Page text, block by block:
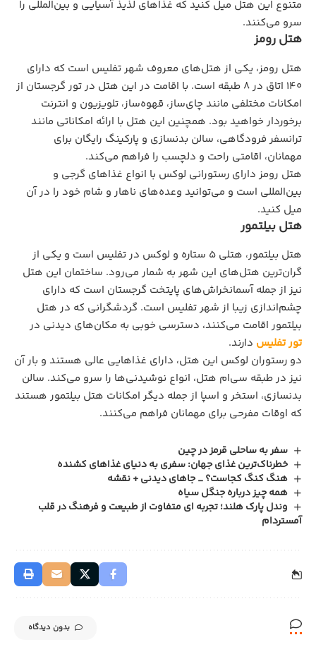
متنوع این هتل میل کنید که غذاهای لذیذ آسیایی و بین‌المللی را
سرو می‌کنند.
هتل رومز
هتل رومز، یکی از هتل‌های معروف شهر تفلیس است که دارای
140 اتاق در 8 طبقه است. با اقامت در این هتل در تور گرجستان از
امکانات مختلفی مانند چای‌ساز، قهوه‌ساز، تلویزیون و انترنت
برخوردار خواهید بود. همچنین این هتل با ارائه امکاناتی مانند
ترانسفر فرودگاهی، سالن بدنسازی و پارکینگ رایگان برای
مهمانان، اقامتی راحت و دلچسب را فراهم می‌کند.
هتل رومز دارای رستورانی لوکس با انواع غذاهای گرجی و
بین‌المللی است و می‌توانید وعده‌های ناهار و شام خود را در آن
میل کنید.
هتل بیلتمور
هتل بیلتمور، هتلی 5 ستاره و لوکس در تفلیس است و یکی از
گران‌ترین هتل‌های این شهر به شمار می‌رود. ساختمان این هتل
نیز از جمله آسمانخراش‌های پایتخت گرجستان است که دارای
چشم‌اندازی زیبا از شهر تفلیس است. گردشگرانی که در هتل
بیلتمور اقامت می‌کنند، دسترسی خوبی به مکان‌های دیدنی در
تور تفلیس دارند.
دو رستوران لوکس این هتل، دارای غذاهایی عالی هستند و بار آن
نیز در طبقه سی‌ام هتل، انواع نوشیدنی‌ها را سرو می‌کند. سالن
بدنسازی، استخر و اسپا از جمله دیگر امکانات هتل بیلتمور هستند
که اوقات مفرحی برای مهمانان فراهم می‌کنند.
سفر به ساحلی قرمز در چین
خطرناک‌ترین غذای جهان: سفری به دنیای غذاهای کشنده
هنگ کنگ کجاست؟ _ جاهای دیدنی + نقشه
همه چیز درباره جنگل سیاه
وندل پارک هلند؛ تجربه ای متفاوت از طبیعت و فرهنگ در قلب
آمستردام
بدون دیدگاه